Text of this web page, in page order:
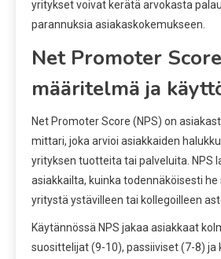
yritykset voivat kerätä arvokasta
parannuksia asiakaskokemukseen.
Net Promoter
määritelmä ja
Net Promoter Score (NPS) on
mittari, joka arvioi asiakkaiden
yrityksen tuotteita tai palveluita. NPS
asiakkailta, kuinka todennäköisesti
yritystä ystävilleen tai kollegoilleen
Käytännössä NPS jakaa asiakkaat
suosittelijat (9-10), passiiviset (7-8) ja